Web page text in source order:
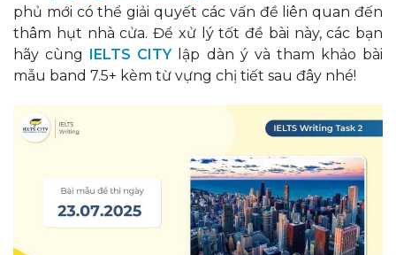
phủ mới có thể giải quyết các vấn đề liên quan đến
thâm hụt nhà cửa. Để xử lý tốt đề bài này, các bạn
hãy cùng IELTS CITYlập dàn ý và tham khảo bài
mẫu band 7.5+ kèm từ vựng chị tiết sau đây nhé!